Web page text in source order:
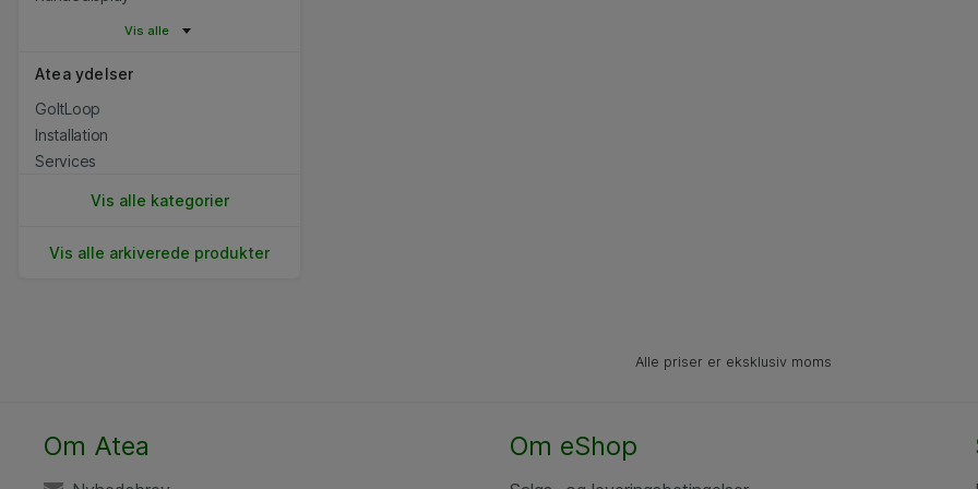
Vis alle
Atea ydelser
GoItLoop
Installation
Services
Vis alle kategorier
Vis alle arkiverede produkter
Alle priser er eksklusiv moms
Om Atea Om eShop